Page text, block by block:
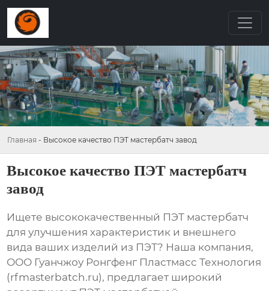
Главная - Высокое качество ПЭТ мастербатч завод
Высокое качество ПЭТ мастербатч
завод
Ищете высококачественный ПЭТ мастербатч
для улучшения характеристик и внешнего
вида ваших изделий из ПЭТ? Наша компания,
ООО Гуанчжоу Ронгфенг Пластмасс Технология
(rfmasterbatch.ru), предлагает широкий